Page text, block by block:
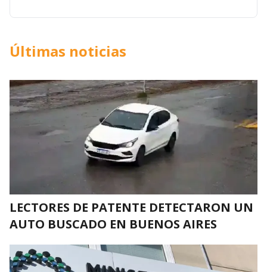
Últimas noticias
LECTORES DE PATENTE DETECTARON UN
AUTO BUSCADO EN BUENOS AIRES